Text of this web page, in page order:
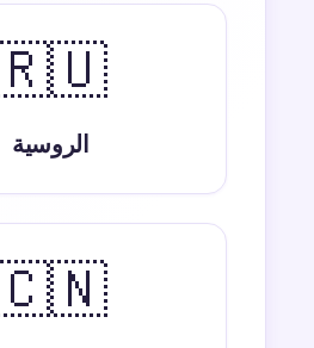
الروسية